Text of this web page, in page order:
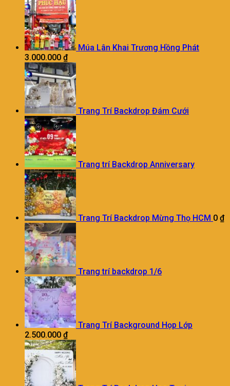
Múa Lân Khai Trương Hồng Phát
3.000.000 ₫
Trang Trí Backdrop Đám Cưới
Trang trí Backdrop Anniversary
Trang Trí Backdrop Mừng Thọ HCM 0 ₫
Trang trí backdrop 1/6
Trang Trí Background Họp Lớp
2.500.000 ₫